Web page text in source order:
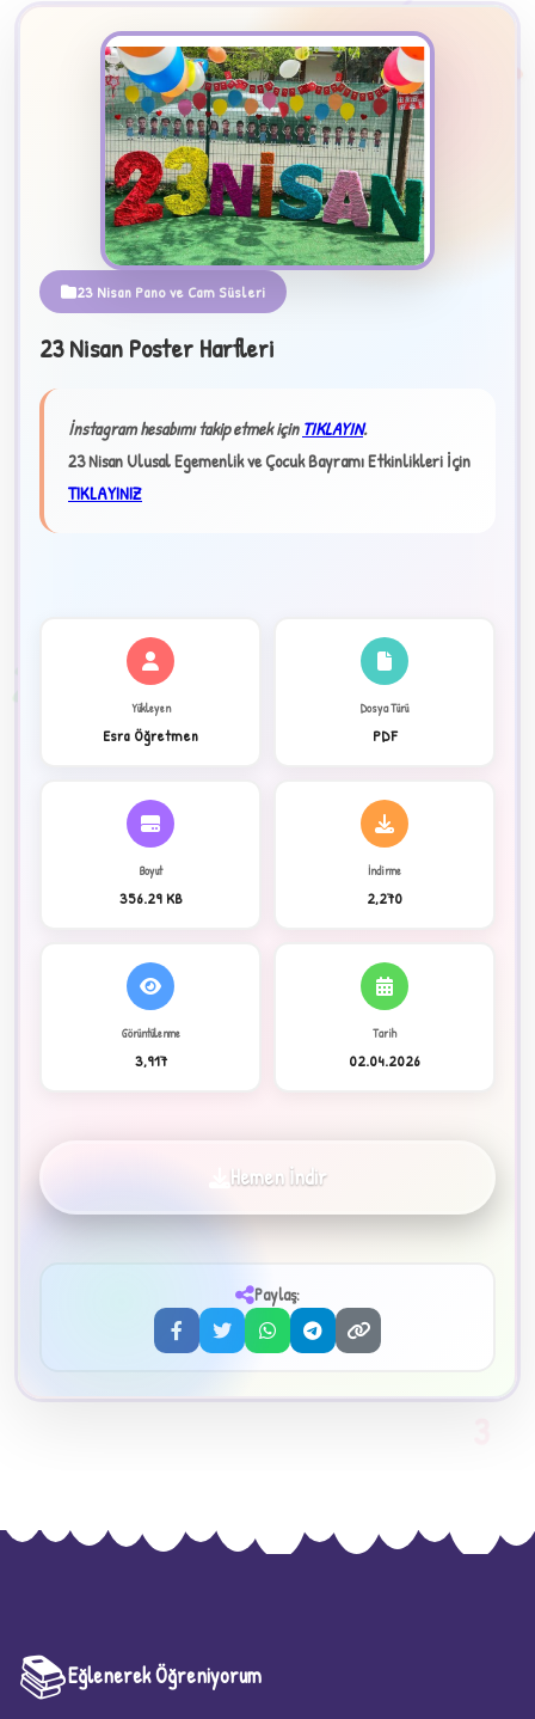
✧
23 Nisan Pano ve Cam Süsleri
23 Nisan Poster Harfleri
İnstagram hesabımı takip etmek içinTIKLAYIN.
23 Nisan Ulusal Egemenlik ve Çocuk Bayramı Etkinlikleri İçin
TIKLAYINIZ
Yükleyen
Esra Öğretmen
Dosya Türü
PDF
Boyut
356.29 KB
İndirme
2,270
Görüntülenme
3,917
Tarih
02.04.2026
Hemen İndir
Paylaş:
📚Eğlenerek Öğreniyorum